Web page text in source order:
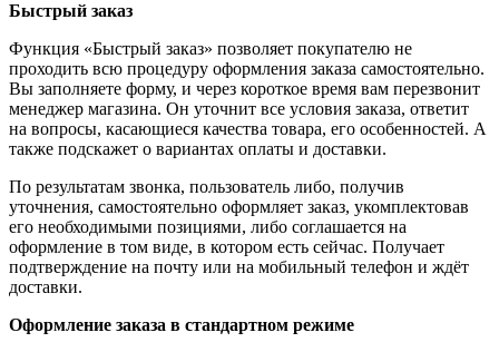
Быстрый заказ
Функция «Быстрый заказ» позволяет покупателю не
проходить всю процедуру оформления заказа самостоятельно.
Вы заполняете форму, и через короткое время вам перезвонит
менеджер магазина. Он уточнит все условия заказа, ответит
на вопросы, касающиеся качества товара, его особенностей. А
также подскажет о вариантах оплаты и доставки.
По результатам звонка, пользователь либо, получив
уточнения, самостоятельно оформляет заказ, укомплектовав
его необходимыми позициями, либо соглашается на
оформление в том виде, в котором есть сейчас. Получает
подтверждение на почту или на мобильный телефон и ждёт
доставки.
Оформление заказа в стандартном режиме